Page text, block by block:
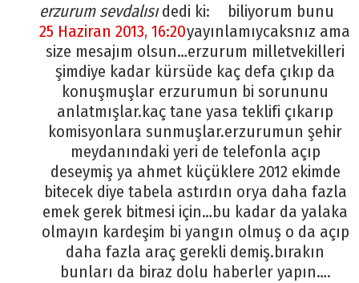
erzurum sevdalısı dedi ki:
25 Haziran 2013, 16:20
biliyorum bunu
yayınlamıycaksnız ama
size mesajım olsun…erzurum milletvekilleri
şimdiye kadar kürsüde kaç defa çıkıp da
konuşmuşlar erzurumun bi sorununu
anlatmışlar.kaç tane yasa teklifi çıkarıp
komisyonlara sunmuşlar.erzurumun şehir
meydanındaki yeri de telefonla açıp
deseymiş ya ahmet küçüklere 2012 ekimde
bitecek diye tabela astırdın orya daha fazla
emek gerek bitmesi için…bu kadar da yalaka
olmayın kardeşim bi yangın olmuş o da açıp
daha fazla araç gerekli demiş.bırakın
bunları da biraz dolu haberler yapın….